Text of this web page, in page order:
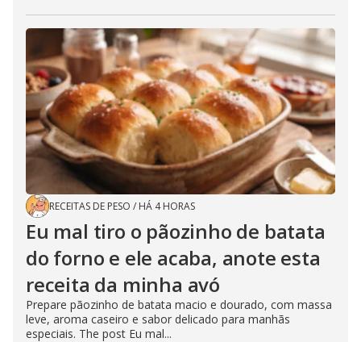
RECEITAS DE PESO / HÁ 4 HORAS
Eu mal tiro o pãozinho de batata
do forno e ele acaba, anote esta
receita da minha avó
Prepare pãozinho de batata macio e dourado, com massa
leve, aroma caseiro e sabor delicado para manhãs
especiais. The post Eu mal...